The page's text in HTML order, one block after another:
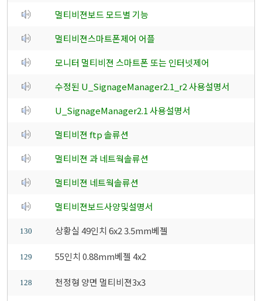
멀티비젼보드 모드별 기능
멀티비젼스마트폰제어 어플
모니터 멀티비젼 스마트폰 또는 인터넷제어
수정된 U_SignageManager2.1_r2 사용설명서
U_SignageManager2.1 사용설명서
멀티비젼 ftp 솔류션
멀티비젼 과 네트웍솔류션
멀티비젼 네트웍솔류션
멀티비젼보드사양및설명서
130 상황실 49인치 6x2 3.5mm베젤
129 55인치 0.88mm베젤 4x2
128 천정형 양면 멀티비젼3x3